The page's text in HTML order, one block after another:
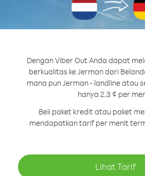
Dengan Viber Out Anda dapat
berkualitas ke Jerman dari
mana pun Jerman - landline atau
hanya 2.3 ¢ per
Beli paket kredit atau paket
mendapatkan tarif per menit
Lihat Tarif